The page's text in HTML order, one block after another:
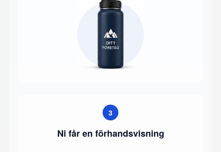
3
Ni får en förhandsvisning